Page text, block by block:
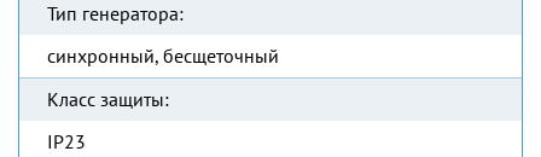
Тип генератора:
синхронный, бесщеточный
Класс защиты:
IP23